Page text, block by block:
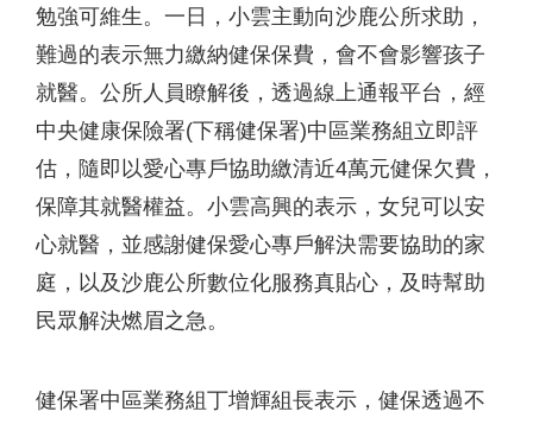
勉強可維生。一日，小雲主動向沙鹿公所求助，
難過的表示無力繳納健保保費，會不會影響孩子
就醫。公所人員瞭解後，透過線上通報平台，經
中央健康保險署(下稱健保署)中區業務組立即評
估，隨即以愛心專戶協助繳清近4萬元健保欠費，
保障其就醫權益。小雲高興的表示，女兒可以安
心就醫，並感謝健保愛心專戶解決需要協助的家
庭，以及沙鹿公所數位化服務真貼心，及時幫助
民眾解決燃眉之急。
健保署中區業務組丁增輝組長表示，健保透過不